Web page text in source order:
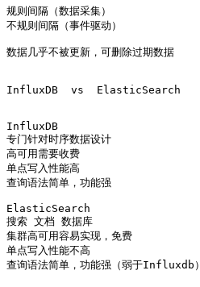
规则间隔（数据采集）
不规则间隔（事件驱动）
数据几乎不被更新，可删除过期数据
InfluxDB  vs  ElasticSearch
InfluxDB
专门针对时序数据设计
高可用需要收费
单点写入性能高
查询语法简单，功能强
ElasticSearch
搜索 文档 数据库
集群高可用容易实现，免费
单点写入性能不高
查询语法简单，功能强（弱于Influxdb）